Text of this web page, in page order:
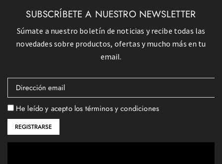
SUBSCRÍBETE A NUESTRO NEWSLETTER
Súmate a nuestro boletín de noticias y recibe todas las
novedades sobre productos, ofertas y mucho más en tu
email.
He leído y acepto los términos y condiciones